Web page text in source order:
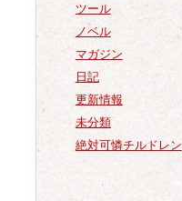
ツール
ノベル
マガジン
日記
更新情報
未分類
絶対可憐チルドレン